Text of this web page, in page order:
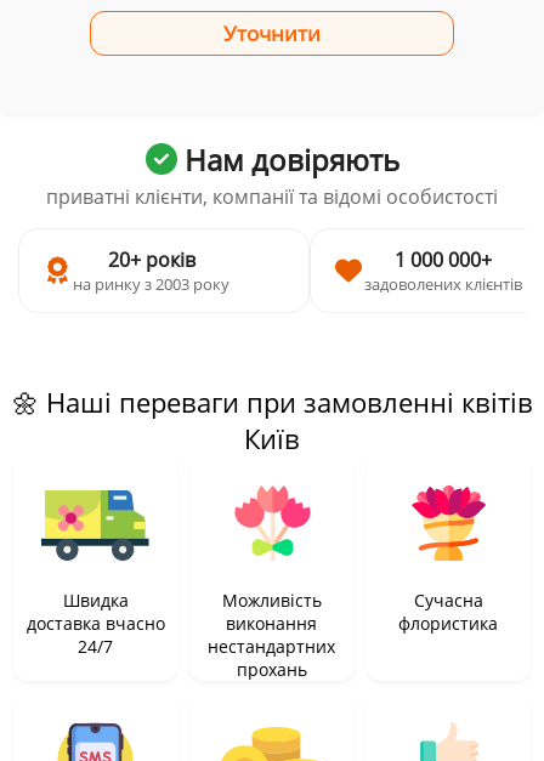
Нам довіряють
приватні клієнти, компанії та відомі особистості
20+ років
на ринку з 2003 року
1 000 000+
задоволених клієнтів
🌼 Наші переваги при замовленні квітів
Київ
Швидка
доставка вчасно
24/7
Можливість
виконання
нестандартних
прохань
Сучасна
флористика